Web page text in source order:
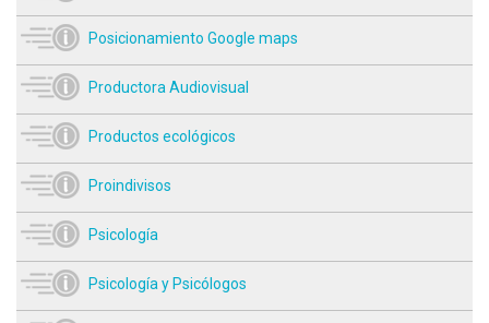
Posicionamiento Google maps
Productora Audiovisual
Productos ecológicos
Proindivisos
Psicología
Psicología y Psicólogos